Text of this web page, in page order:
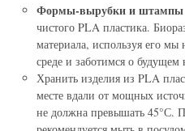
Формы-вырубки и штампы
чистого PLA пластика.
материала, используя его
среде и заботимся о
Хранить изделия из PLA
месте вдали от мощных
не должна превышать 45°С.